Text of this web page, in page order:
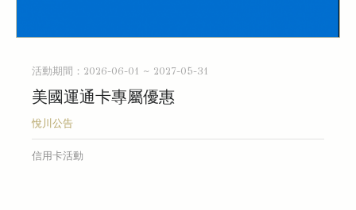
活動期間：2026-06-01 ~ 2027-05-31
美國運通卡專屬優惠
悅川公告
信用卡活動